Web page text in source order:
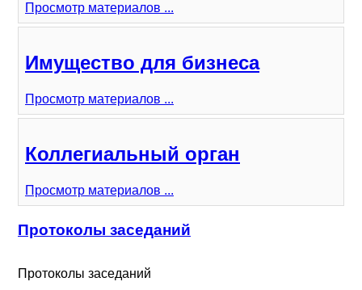
Просмотр материалов ...
Имущество для бизнеса
Просмотр материалов ...
Коллегиальный орган
Просмотр материалов ...
Протоколы заседаний
Протоколы заседаний